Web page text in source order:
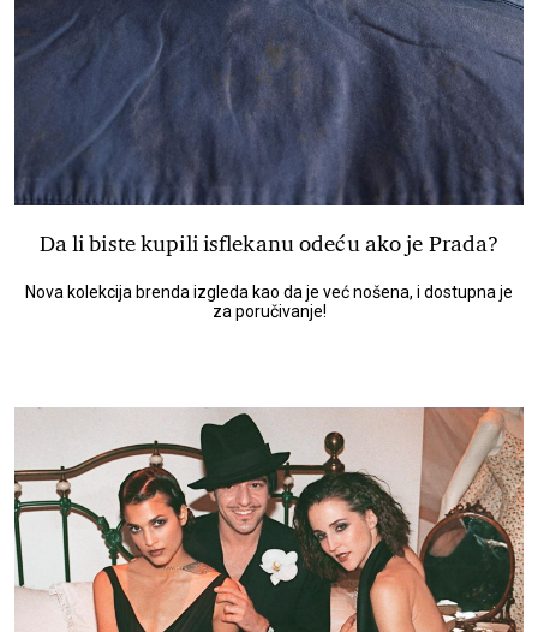
Da li biste kupili isflekanu odeću ako je Prada?
Nova kolekcija brenda izgleda kao da je već nošena, i dostupna je
za poručivanje!